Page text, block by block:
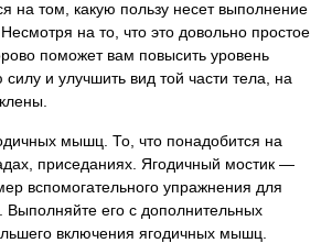
на том, какую пользу несет выполнение
на то, что это довольно простое
поможет вам повысить уровень
и улучшить вид той части тела, на
мышц. То, что понадобится на
приседаниях. Ягодичный мостик —
вспомогательного упражнения для
Выполняйте его с дополнительных
включения ягодичных мышц.